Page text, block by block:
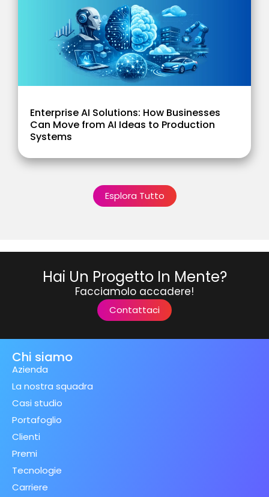
Enterprise AI Solutions: How Businesses
Can Move from AI Ideas to Production
Systems
Esplora Tutto
Hai Un Progetto In Mente?
Facciamolo accadere!
Contattaci
Chi siamo
Azienda
La nostra squadra
Casi studio
Portafoglio
Clienti
Premi
Tecnologie
Carriere